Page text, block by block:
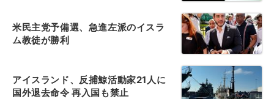
米民主党予備選、急進左派のイスラ
ム教徒が勝利
アイスランド、反捕鯨活動家21人に
国外退去命令 再入国も禁止